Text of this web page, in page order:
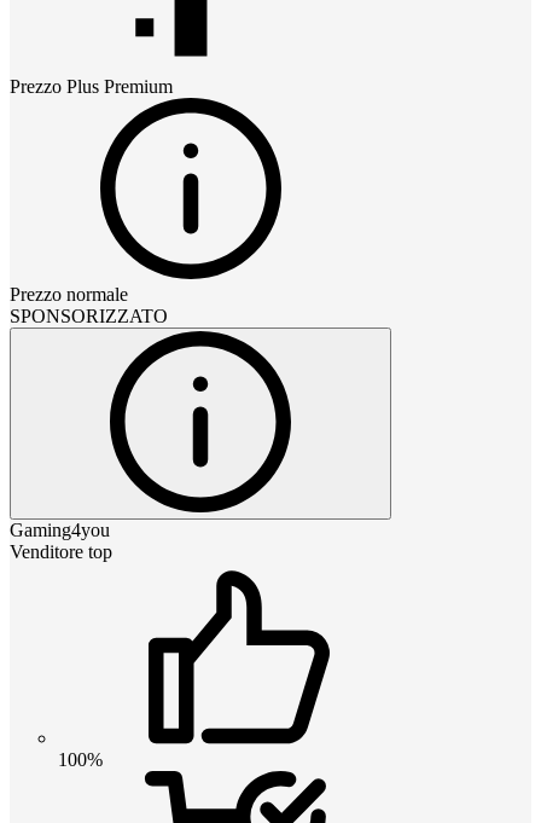
Prezzo Plus Premium
Prezzo normale
SPONSORIZZATO
Gaming4you
Venditore top
100%